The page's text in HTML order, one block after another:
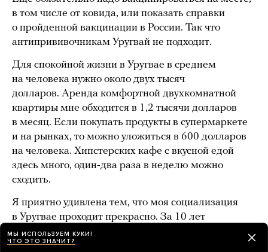
в том числе от ковида, или показать справки
о пройденной вакцинации в России. Так что
антипрививочникам Уругвай не подходит.
Для спокойной жизни в Уругвае в среднем
на человека нужно около двух тысяч
долларов. Аренда комфортной двухкомнатной
квартиры мне обходится в 1,2 тысячи долларов
в месяц. Если покупать продукты в супермаркете
и на рынках, то можно уложиться в 600 долларов
на человека. Хипстерских кафе с вкусной едой
здесь много, один-два раза в неделю можно
сходить.
Я приятно удивлена тем, что моя социализация
в Уругвае проходит прекрасно. За 10 лет
проживания в России я не могла найти музыкантов
в свою группу. А через соцсети в Уругвае сразу
МЫ ИСПОЛЬЗУЕМ КУКИ!
ЧТО ЭТО ЗНАЧИТ?